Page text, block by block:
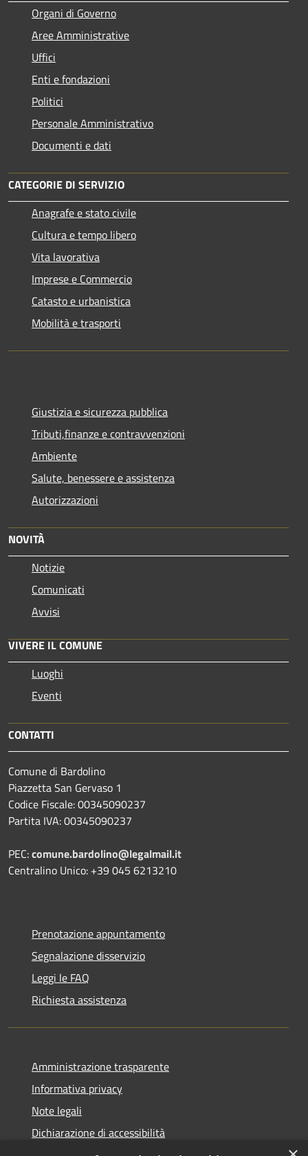
Organi di Governo
Aree Amministrative
Uffici
Enti e fondazioni
Politici
Personale Amministrativo
Documenti e dati
CATEGORIE DI SERVIZIO
Anagrafe e stato civile
Cultura e tempo libero
Vita lavorativa
Imprese e Commercio
Catasto e urbanistica
Mobilità e trasporti
Giustizia e sicurezza pubblica
Tributi,finanze e contravvenzioni
Ambiente
Salute, benessere e assistenza
Autorizzazioni
NOVITÀ
Notizie
Comunicati
Avvisi
VIVERE IL COMUNE
Luoghi
Eventi
CONTATTI
Comune di Bardolino
Piazzetta San Gervaso 1
Codice Fiscale: 00345090237
Partita IVA: 00345090237
PEC:comune.bardolino@legalmail.it
Centralino Unico: +39 045 6213210
Prenotazione appuntamento
Segnalazione disservizio
Leggi le FAQ
Richiesta assistenza
Amministrazione trasparente
Informativa privacy
Note legali
Dichiarazione di accessibilità